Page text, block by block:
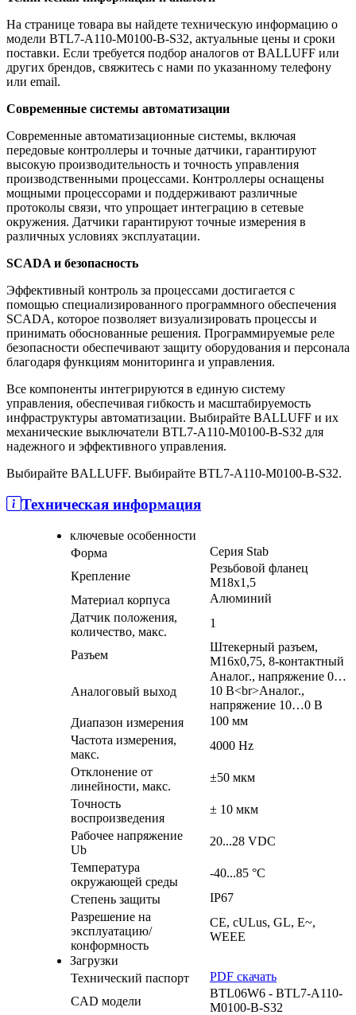
На странице товара вы найдете техническую информацию о
модели BTL7-A110-M0100-B-S32, актуальные цены и сроки
поставки. Если требуется подбор аналогов от BALLUFF или
других брендов, свяжитесь с нами по указанному телефону
или email.
Современные системы автоматизации
Современные автоматизационные системы, включая
передовые контроллеры и точные датчики, гарантируют
высокую производительность и точность управления
производственными процессами. Контроллеры оснащены
мощными процессорами и поддерживают различные
протоколы связи, что упрощает интеграцию в сетевые
окружения. Датчики гарантируют точные измерения в
различных условиях эксплуатации.
SCADA и безопасность
Эффективный контроль за процессами достигается с
помощью специализированного программного обеспечения
SCADA, которое позволяет визуализировать процессы и
принимать обоснованные решения. Программируемые реле
безопасности обеспечивают защиту оборудования и персонала
благодаря функциям мониторинга и управления.
Все компоненты интегрируются в единую систему
управления, обеспечивая гибкость и масштабируемость
инфраструктуры автоматизации. Выбирайте BALLUFF и их
механические выключатели BTL7-A110-M0100-B-S32 для
надежного и эффективного управления.
Выбирайте BALLUFF. Выбирайте BTL7-A110-M0100-B-S32.
Техническая информация
ключевые особенности
Форма
Серия Stab
Крепление
Резьбовой фланец
M18x1,5
Материал корпуса
Алюминий
Датчик положения,
количество, макс.
1
Разъем
Штекерный разъем,
M16x0,75, 8-контактный
Аналоговый выход
Аналог., напряжение 0…
10 В<br>Аналог.,
напряжение 10…0 В
Диапазон измерения
100 мм
Частота измерения,
макс.
4000 Hz
Отклонение от
линейности, макс.
±50 мкм
Точность
воспроизведения
± 10 мкм
Рабочее напряжение
Ub
20...28 VDC
Температура
окружающей среды
-40...85 °C
Степень защиты
IP67
Разрешение на
эксплуатацию/
конформность
CE, cULus, GL, E~,
WEEE
Загрузки
Технический паспорт
PDF скачать
CAD модели
BTL06W6 - BTL7-A110-
M0100-B-S32